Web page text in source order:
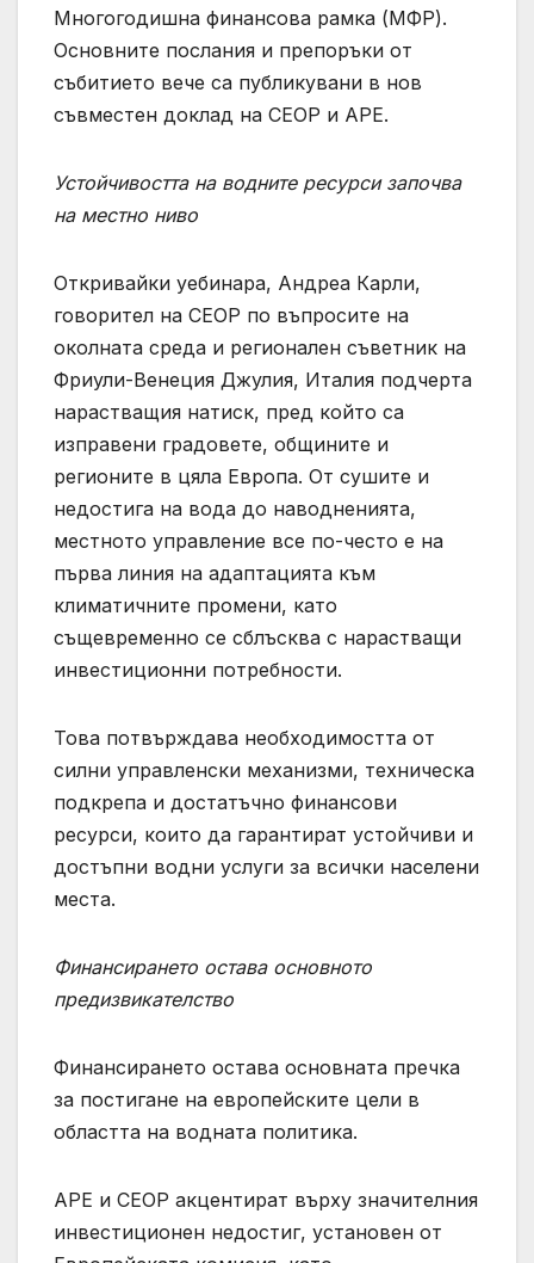
Многогодишна финансова рамка (МФР).
Основните послания и препоръки от
събитието вече са публикувани в нов
съвместен доклад на СЕОР и APE.
Устойчивостта на водните ресурси започва
на местно ниво
Откривайки уебинара, Андреа Карли,
говорител на СЕОР по въпросите на
околната среда и регионален съветник на
Фриули-Венеция Джулия, Италия подчерта
нарастващия натиск, пред който са
изправени градовете, общините и
регионите в цяла Европа. От сушите и
недостига на вода до наводненията,
местното управление все по-често е на
първа линия на адаптацията към
климатичните промени, като
същевременно се сблъсква с нарастващи
инвестиционни потребности.
Това потвърждава необходимостта от
силни управленски механизми, техническа
подкрепа и достатъчно финансови
ресурси, които да гарантират устойчиви и
достъпни водни услуги за всички населени
места.
Финансирането остава основното
предизвикателство
Финансирането остава основната пречка
за постигане на европейските цели в
областта на водната политика.
APE и СЕОР акцентират върху значителния
инвестиционен недостиг, установен от